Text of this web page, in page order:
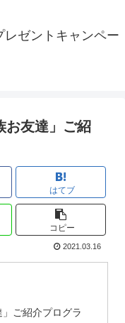
レゼントキャンペー
お友達」ご紹
はてブ
コピー
2021.03.16
ご紹介プログラ